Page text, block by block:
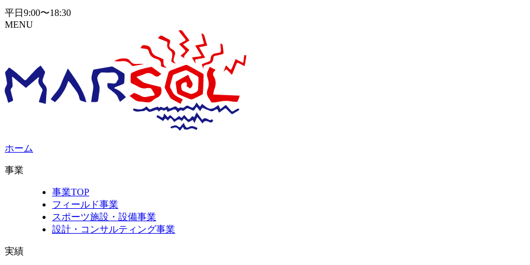
平日9:00〜18:30
MENU
ホーム
事業
事業TOP
フィールド事業
スポーツ施設・設備事業
設計・コンサルティング事業
実績